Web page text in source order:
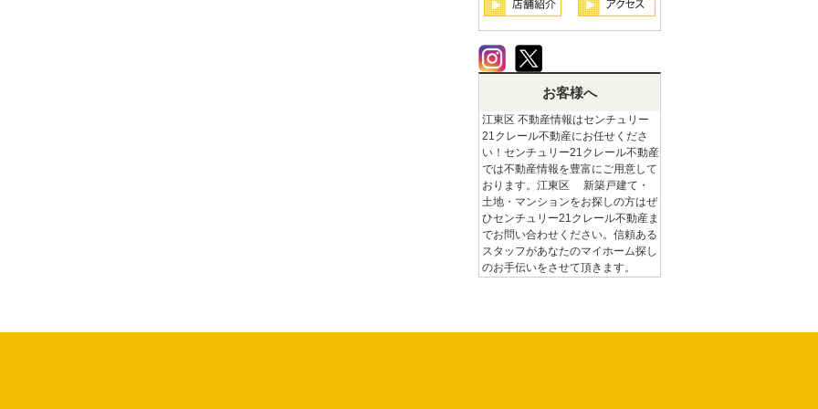
お客様へ
江東区 不動産情報はセンチュリー
21クレール不動産にお任せくださ
い！センチュリー21クレール不動産
では不動産情報を豊富にご用意して
おります。江東区 新築戸建て・
土地・マンションをお探しの方はぜ
ひセンチュリー21クレール不動産ま
でお問い合わせください。信頼ある
スタッフがあなたのマイホーム探し
のお手伝いをさせて頂きます。